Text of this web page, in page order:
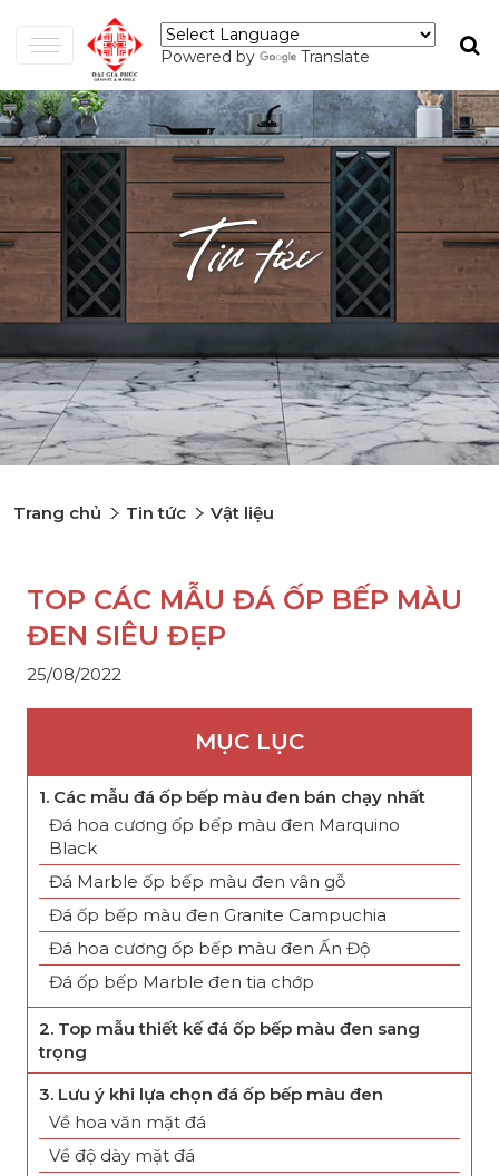
Powered by Translate
Tin tức
Trang chủ Tin tức Vật liệu
TOP CÁC MẪU ĐÁ ỐP BẾP MÀU
ĐEN SIÊU ĐẸP
25/08/2022
MỤC LỤC
1. Các mẫu đá ốp bếp màu đen bán chạy nhất
Đá hoa cương ốp bếp màu đen Marquino
Black
Đá Marble ốp bếp màu đen vân gỗ
Đá ốp bếp màu đen Granite Campuchia
Đá hoa cương ốp bếp màu đen Ấn Độ
Đá ốp bếp Marble đen tia chớp
2. Top mẫu thiết kế đá ốp bếp màu đen sang
trọng
3. Lưu ý khi lựa chọn đá ốp bếp màu đen
Về hoa văn mặt đá
Về độ dày mặt đá